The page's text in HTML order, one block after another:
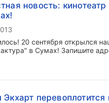
новость:
20 сентября открылся
в Сумах! Запишите
Экхарт перевоплотится